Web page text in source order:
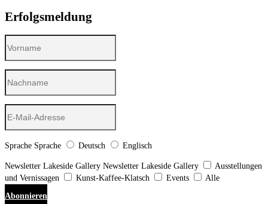
Erfolgsmeldung
Sprache Sprache Deutsch Englisch
Newsletter Lakeside Gallery Newsletter Lakeside Gallery
Ausstellungen
und Vernissagen
Kunst-Kaffee-Klatsch Events
Alle
Abonnieren